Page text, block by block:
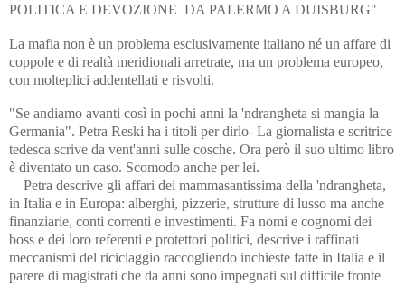
POLITICA E DEVOZIONE DA PALERMO A DUISBURG"
La mafia non è un problema esclusivamente italiano né un affare di
coppole e di realtà meridionali arretrate, ma un problema europeo,
con molteplici addentellati e risvolti.
"Se andiamo avanti così in pochi anni la 'ndrangheta si mangia la
Germania". Petra Reski ha i titoli per dirlo- La giornalista e scritrice
tedesca scrive da vent'anni sulle cosche. Ora però il suo ultimo libro
è diventato un caso. Scomodo anche per lei.
Petra descrive gli affari dei mammasantissima della 'ndrangheta,
in Italia e in Europa: alberghi, pizzerie, strutture di lusso ma anche
finanziarie, conti correnti e investimenti. Fa nomi e cognomi dei
boss e dei loro referenti e protettori politici, descrive i raffinati
meccanismi del riciclaggio raccogliendo inchieste fatte in Italia e il
parere di magistrati che da anni sono impegnati sul difficile fronte